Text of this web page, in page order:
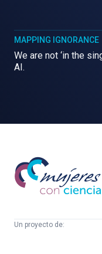
MAPPING IGNORANCE
We are not ‘in the
AI.
Mujeres
con
ciencia
Un proyecto de: